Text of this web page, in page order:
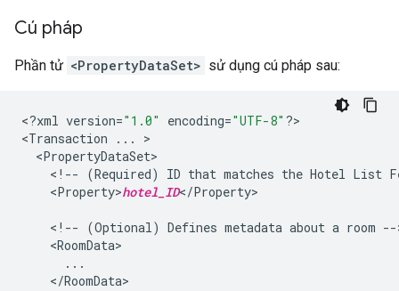
Cú pháp
Phần tử <PropertyDataSet> sử dụng cú pháp sau:
<?xml version="1.0" encoding="UTF-8" ?>
<Transaction ...
>
<PropertyDataSet
< ! -- (Required) ID that matches the Hotel List
<Property>hotel_ID</Property>
< ! -- (Optional) Defines metadata about a room --
<RoomData
...
</RoomData>